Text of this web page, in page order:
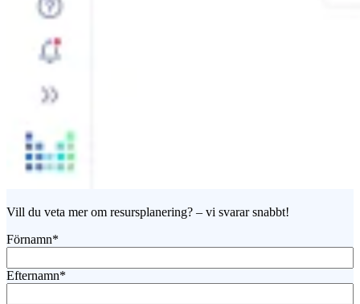
Vill du veta mer om resursplanering? – vi svarar snabbt!
Förnamn*
Efternamn*